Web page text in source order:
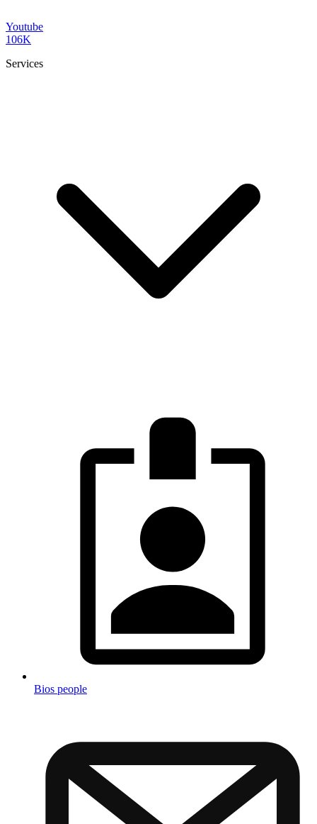
Youtube
106K
Services
Bios people